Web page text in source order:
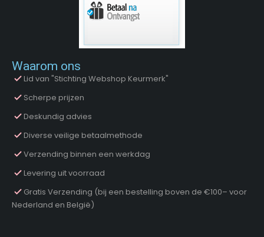
Waarom ons
Lid van "Stichting Webshop Keurmerk"
Scherpe prijzen
Deskundig advies
Diverse veilige betaalmethode
Verzending binnen een werkdag
Levering uit voorraad
Gratis Verzending (bij een bestelling boven de €100– voor
Nederland en België)